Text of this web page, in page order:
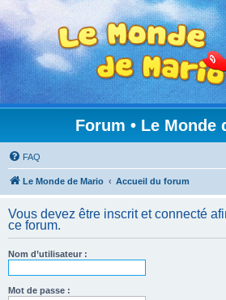
Forum • Le Monde
FAQ
Le Monde de Mario Accueil du forum
Vous devez être inscrit et connecté
ce forum.
Nom d’utilisateur :
Mot de passe :